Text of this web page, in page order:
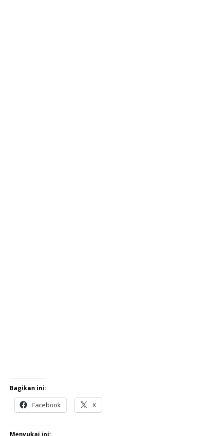
Bagikan ini:
Facebook X